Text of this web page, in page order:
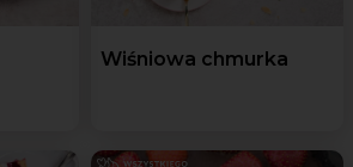
Wiśniowa chmurka